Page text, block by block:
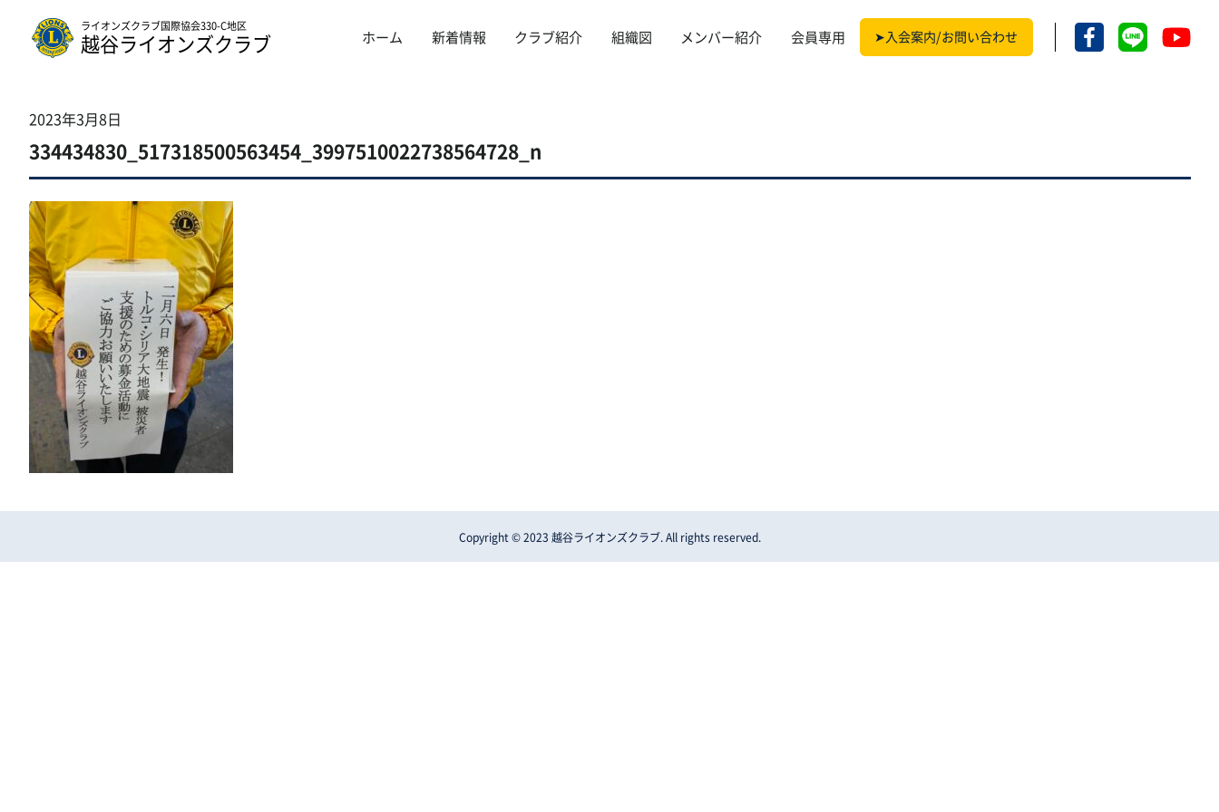
ライオンズクラブ国際協会330-C地区
越谷ライオンズクラブ ホーム 新着情報 クラブ紹介 組織図 メンバー紹介 会員専用 ➤入会案内/お問い合わせ
2023年3月8日
334434830_517318500563454_3997510022738564728_n
Copyright © 2023 越谷ライオンズクラブ. All rights reserved.